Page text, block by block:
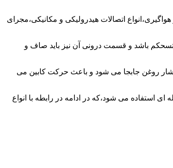
اتصالات هیدرولیکی و مکانیکی،مجرای
باشد و قسمت درونی آن نیز باید صاف و
روغن جابجا می شود و باعث حرکت کابین می
از 30 تن است از جک های غیرمستقیم و چند مرحله ای استفاده می شود،که در ادامه در رابطه با انواع